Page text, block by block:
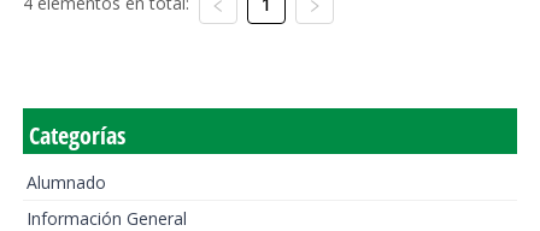
1
Categorías
Alumnado
Información General